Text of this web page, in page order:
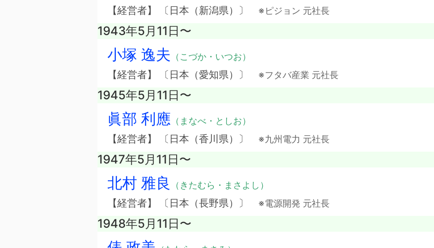
【経営者】 〔日本（新潟県）〕 ※ピジョン 元社長
1943年5月11日〜
小塚 逸夫 （こづか・いつお）
【経営者】 〔日本（愛知県）〕 ※フタバ産業 元社長
1945年5月11日〜
眞部 利應 （まなべ・としお）
【経営者】 〔日本（香川県）〕 ※九州電力 元社長
1947年5月11日〜
北村 雅良 （きたむら・まさよし）
【経営者】 〔日本（長野県）〕 ※電源開発 元社長
1948年5月11日〜